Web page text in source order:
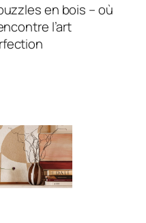
en bois – où
l’art